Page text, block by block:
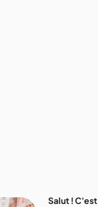
Salut ! C'est